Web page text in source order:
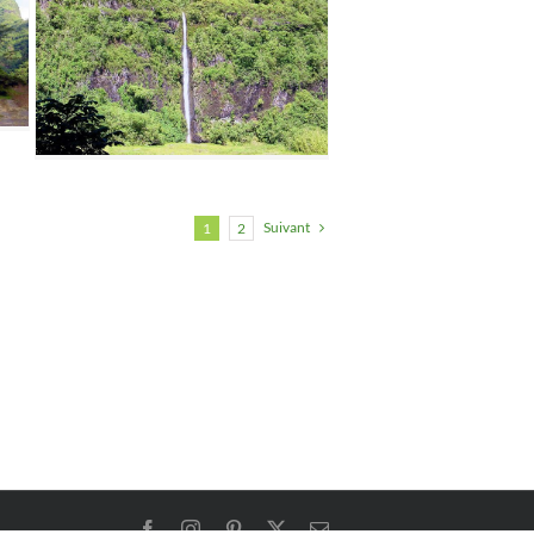
1 2 Suivant
FacebookInstagramPinterest
X Email